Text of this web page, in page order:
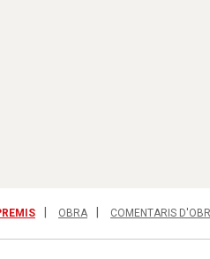
OBRA COMENTARIS